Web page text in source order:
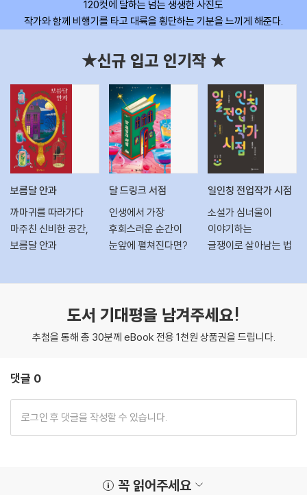
120컷에 달하는 넘는 생생한 사진도
작가와 함께 비행기를 타고 대륙을 횡단하는 기분을 느끼게 해준다.
★신규 입고 인기작 ★
보름달 안과
까마귀를 따라가다
마주친 신비한 공간,
보름달 안과
달 드링크 서점
인생에서 가장
후회스러운 순간이
눈앞에 펼쳐진다면?
일인칭 전업작가 시점
소설가 심너울이
이야기하는
글쟁이로 살아남는 법
도서 기대평을 남겨주세요!
추첨을 통해 총 30분께 eBook 전용 1천원 상품권을 드립니다.
댓글 0
꼭 읽어주세요